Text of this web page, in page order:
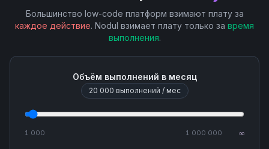
Большинство low-code платформ взимают плату за
каждое действие. Nodul взимает плату только за время
выполнения.
Объём выполнений в месяц
20 000 выполнений / мес
1 000 1 000 000 ∞